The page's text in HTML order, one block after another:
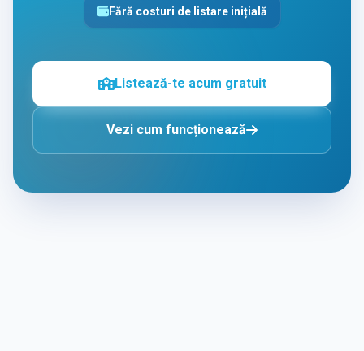
Fără costuri de listare inițială
Listează-te acum gratuit
Vezi cum funcționează